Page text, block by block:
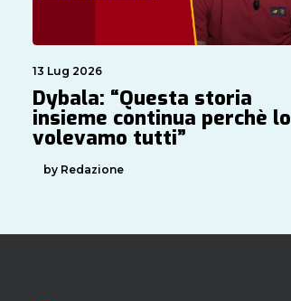
13 Lug 2026
Dybala: “Questa storia
insieme continua perchè lo
volevamo tutti”
by Redazione